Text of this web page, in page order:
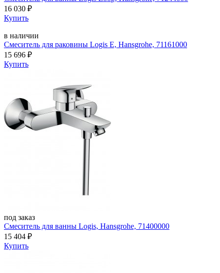
16 030 ₽
Купить
в наличии
Смеситель для раковины Logis E, Hansgrohe, 71161000
15 696 ₽
Купить
под заказ
Смеситель для ванны Logis, Hansgrohe, 71400000
15 404 ₽
Купить